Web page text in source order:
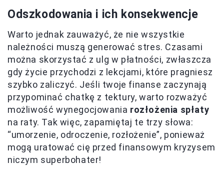
Odszkodowania i ich konsekwencje
Warto jednak zauważyć, że nie wszystkie
należności muszą generować stres. Czasami
można skorzystać z ulg w płatności, zwłaszcza
gdy życie przychodzi z lekcjami, które pragniesz
szybko zaliczyć. Jeśli twoje finanse zaczynają
przypominać chatkę z tektury, warto rozważyć
możliwość wynegocjowania rozłożenia spłaty
na raty. Tak więc, zapamiętaj te trzy słowa:
“umorzenie, odroczenie, rozłożenie”, ponieważ
mogą uratować cię przed finansowym kryzysem
niczym superbohater!